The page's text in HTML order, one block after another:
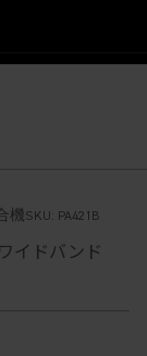
機SKU: PA421B
イドバンド